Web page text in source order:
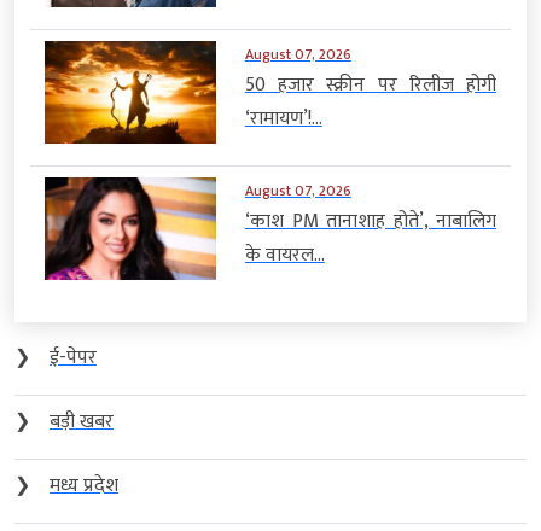
August 07, 2026
50 हजार स्क्रीन पर रिलीज होगी
‘रामायण’!...
August 07, 2026
‘काश PM तानाशाह होते’, नाबालिग
के वायरल...
❯
ई-पेपर
❯
बड़ी खबर
❯
मध्य प्रदेश